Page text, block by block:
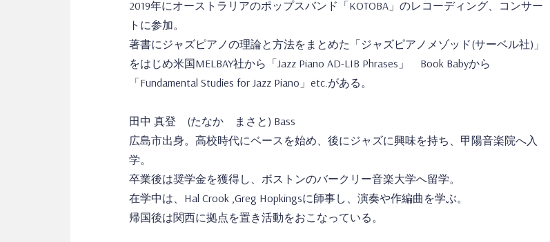
2019年にオーストラリアのポップスバンド「KOTOBA」のレコーディング、コンサー
トに参加。
著書にジャズピアノの理論と方法をまとめた「ジャズピアノメゾッド(サーベル社)」
をはじめ米国MELBAY社から「Jazz Piano AD-LIB Phrases」 Book Babyから
「Fundamental Studies for Jazz Piano」etc.がある。
田中 真登 (たなか まさと) Bass
広島市出身。高校時代にベースを始め、後にジャズに興味を持ち、甲陽音楽院へ入
学。
卒業後は奨学金を獲得し、ボストンのバークリー音楽大学へ留学。
在学中は、Hal Crook ,Greg Hopkingsに師事し、演奏や作編曲を学ぶ。
帰国後は関西に拠点を置き活動をおこなっている。